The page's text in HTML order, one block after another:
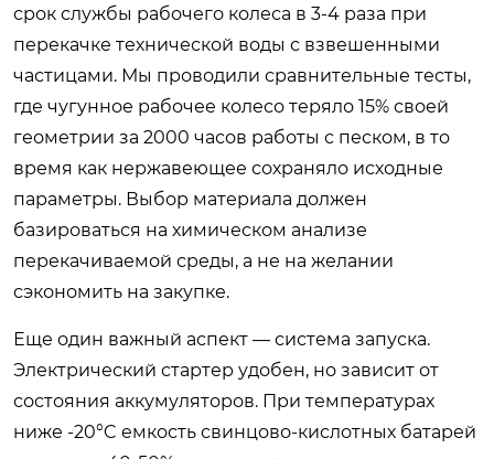
срок службы рабочего колеса в 3-4 раза при
перекачке технической воды с взвешенными
частицами. Мы проводили сравнительные тесты,
где чугунное рабочее колесо теряло 15% своей
геометрии за 2000 часов работы с песком, в то
время как нержавеющее сохраняло исходные
параметры. Выбор материала должен
базироваться на химическом анализе
перекачиваемой среды, а не на желании
сэкономить на закупке.
Еще один важный аспект — система запуска.
Электрический стартер удобен, но зависит от
состояния аккумуляторов. При температурах
ниже -20°C емкость свинцово-кислотных батарей